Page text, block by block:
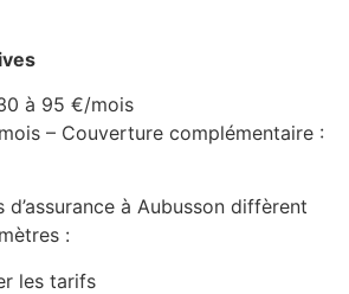
à 95 €/mois
– Couverture complémentaire :
à Aubusson diffèrent
:
les tarifs